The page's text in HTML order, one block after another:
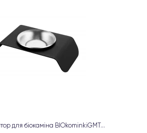
для біокаміна BIOkominkiGMT...